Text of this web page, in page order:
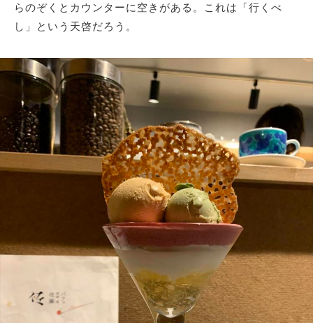
らのぞくとカウンターに空きがある。これは「行くべ
し」という天啓だろう。